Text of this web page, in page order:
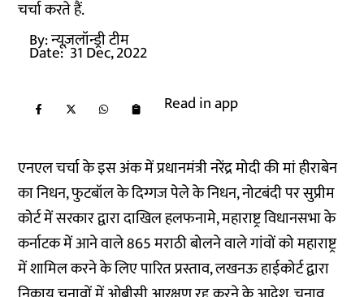
चर्चा करते हैं.
By:न्यूज़लॉन्ड्री टीम
Date: 31 Dec, 2022
Read in app
एनएल चर्चा के इस अंक में प्रधानमंत्री नरेंद्र मोदी की मां हीराबेन
का निधन, फुटबॉल के दिग्गज पेले के निधन, नोटबंदी पर सुप्रीम
कोर्ट में सरकार द्वारा दाखिल हलफनामे, महाराष्ट्र विधानसभा के
कर्नाटक में आने वाले 865 मराठी बोलने वाले गांवों को महाराष्ट्र
में शामिल करने के लिए पारित प्रस्ताव, लखनऊ हाईकोर्ट द्वारा